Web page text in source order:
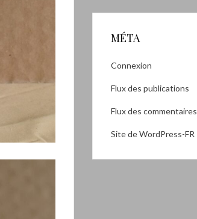
MÉTA
Connexion
Flux des publications
Flux des commentaires
Site de WordPress-FR